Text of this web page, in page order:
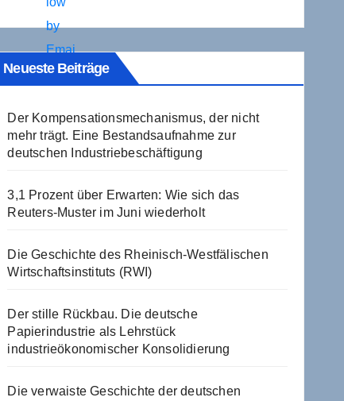
Neueste Beiträge
Der Kompensationsmechanismus, der nicht
mehr trägt. Eine Bestandsaufnahme zur
deutschen Industriebeschäftigung
3,1 Prozent über Erwarten: Wie sich das
Reuters-Muster im Juni wiederholt
Die Geschichte des Rheinisch-Westfälischen
Wirtschaftsinstituts (RWI)
Der stille Rückbau. Die deutsche
Papierindustrie als Lehrstück
industrieökonomischer Konsolidierung
Die verwaiste Geschichte der deutschen